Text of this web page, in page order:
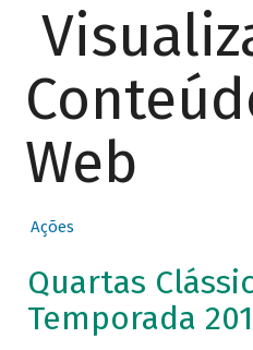
Web
Ações
Quartas
Temporada